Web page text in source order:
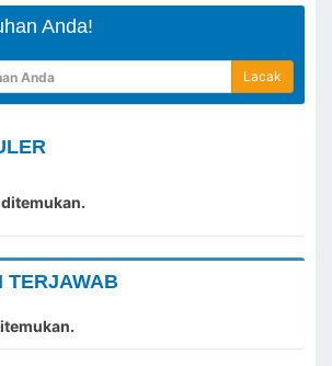
Anda!
Lacak
TERJAWAB